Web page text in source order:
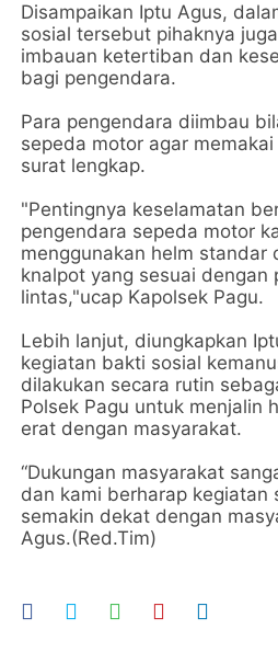
Disampaikan Iptu Agus,
sosial tersebut pihaknya
imbauan ketertiban dan
bagi pengendara.
Para pengendara diimbau
sepeda motor agar
surat lengkap.
"Pentingnya keselamatan
pengendara sepeda motor
menggunakan helm standar
knalpot yang sesuai dengan
lintas,"ucap Kapolsek Pagu.
Lebih lanjut, diungkapkan
kegiatan bakti sosial
dilakukan secara rutin
Polsek Pagu untuk menjalin
erat dengan masyarakat.
“Dukungan masyarakat
dan kami berharap kegiatan
semakin dekat dengan
Agus.(Red.Tim)